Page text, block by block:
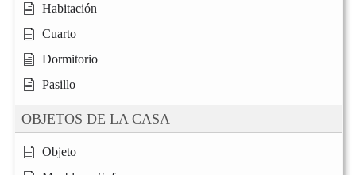
Habitación
Cuarto
Dormitorio
Pasillo
OBJETOS DE LA CASA
Objeto